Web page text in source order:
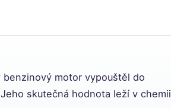
motor vypouštěl do
skutečná hodnota leží v